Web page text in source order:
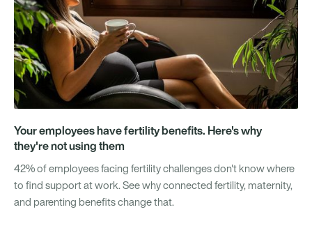
Your employees have fertility benefits. Here's why
they're not using them
42% of employees facing fertility challenges don't know where
to find support at work. See why connected fertility, maternity,
and parenting benefits change that.